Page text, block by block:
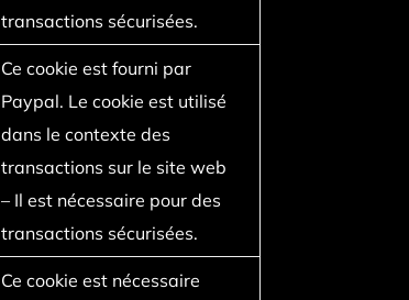
transactions sécurisées.
Ce cookie est fourni par
Paypal. Le cookie est utilisé
dans le contexte des
transactions sur le site web
– Il est nécessaire pour des
transactions sécurisées.
Ce cookie est nécessaire